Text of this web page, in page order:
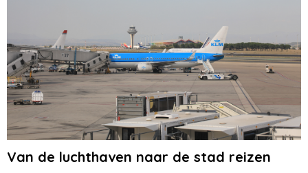
Van de luchthaven naar de stad reizen